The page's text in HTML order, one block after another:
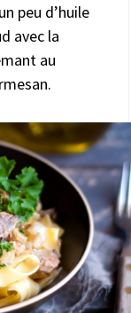
peu d’huile
avec la
au